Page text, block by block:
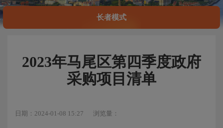
长者模式
2023年马尾区第四季度政府
采购项目清单
日期：2024-01-08 15:27 浏览量：